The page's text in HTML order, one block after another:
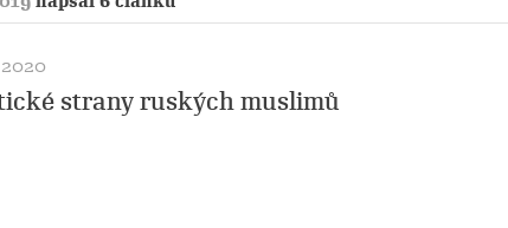
strany ruských muslimů